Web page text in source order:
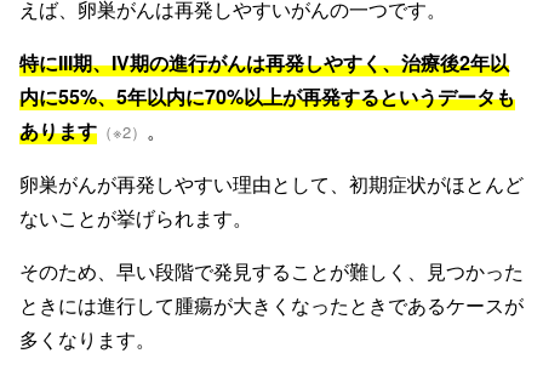
えば、卵巣がんは再発しやすいがんの一つです。
特にIII期、IV期の進行がんは再発しやすく、治療後2年以
内に55%、5年以内に70%以上が再発するというデータも
あります （※2） 。
卵巣がんが再発しやすい理由として、初期症状がほとんど
ないことが挙げられます。
そのため、早い段階で発見することが難しく、見つかった
ときには進行して腫瘍が大きくなったときであるケースが
多くなります。